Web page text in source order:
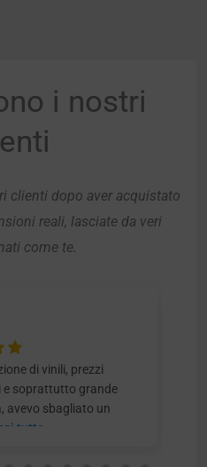
i nostri
clienti dopo aver acquistato
reali, lasciate da veri
come te.
di vinili, prezzi
e soprattutto grande
avevo sbagliato un
tutto